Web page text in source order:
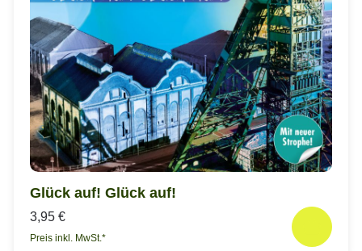
Glück auf! Glück auf!
3,95 €
Preis inkl. MwSt.*